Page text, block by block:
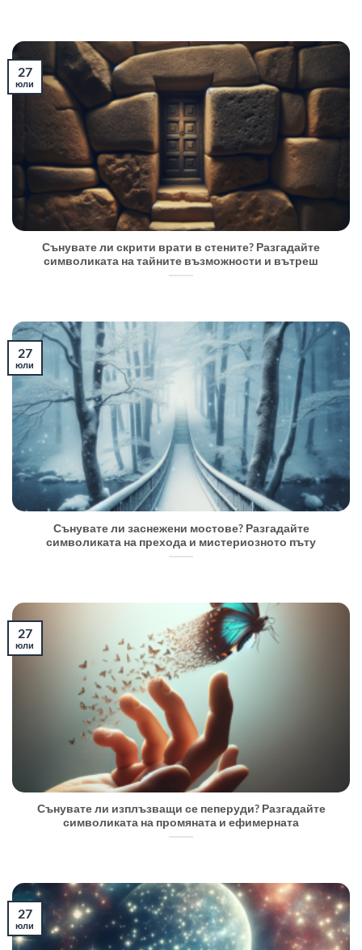
Сънувате ли скрити врати в стените? Разгадайте
символиката на тайните възможности и вътреш
27
юли
Сънувате ли заснежени мостове? Разгадайте
символиката на прехода и мистериозното пъту
27
юли
Сънувате ли изплъзващи се пеперуди? Разгадайте
символиката на промяната и ефимерната
27
юли
27
юли